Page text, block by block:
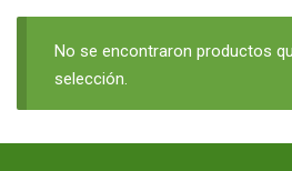
No se encontraron productos
selección.